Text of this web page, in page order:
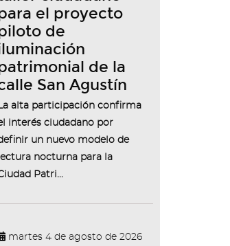
el proyecto
de
de la
San Agustín
La alta participación confirma
interés ciudadano por
un nuevo modelo de
lectura nocturna para la
Patri...
martes 4 de agosto de 2026